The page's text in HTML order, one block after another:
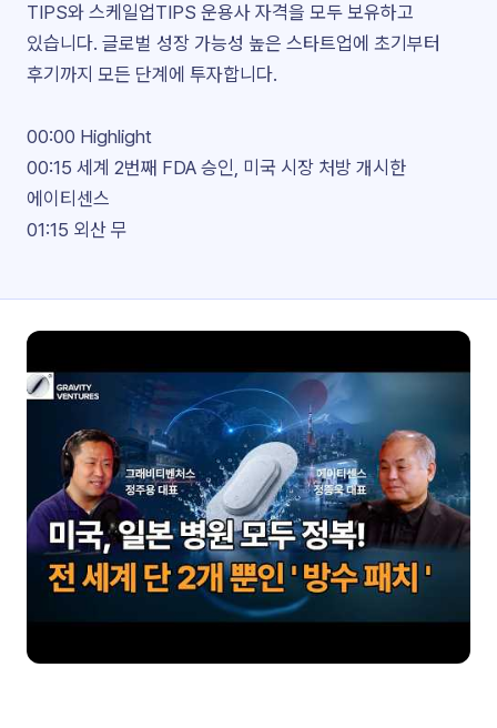
TIPS와 스케일업TIPS 운용사 자격을 모두 보유하고
있습니다. 글로벌 성장 가능성 높은 스타트업에 초기부터
후기까지 모든 단계에 투자합니다.
00:00 Highlight
00:15 세계 2번째 FDA 승인, 미국 시장 처방 개시한
에이티센스
01:15 외산 무